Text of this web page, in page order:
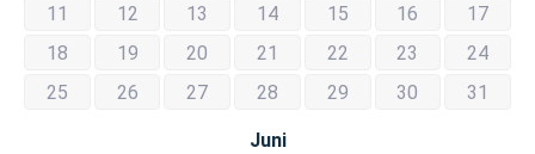
11
12 13 14 15 16
17
18
19 20 21 22 23
24
25
26 27 28 29 30 31
Juni